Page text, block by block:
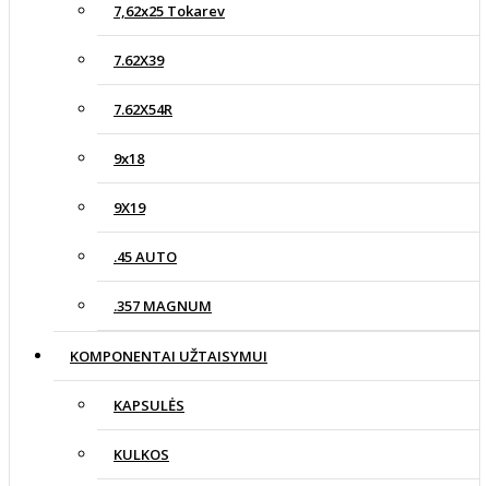
7,62x25 Tokarev
7.62X39
7.62X54R
9x18
9X19
.45 AUTO
.357 MAGNUM
KOMPONENTAI UŽTAISYMUI
KAPSULĖS
KULKOS